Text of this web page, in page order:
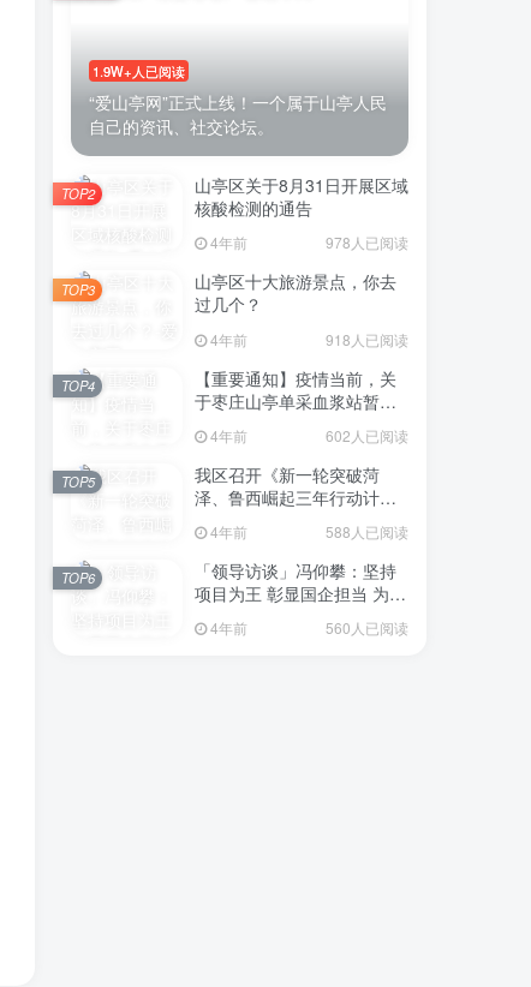
1.9W+人已阅读
“爱山亭网”正式上线！一个属于山亭人民
自己的资讯、社交论坛。
山亭区关于8月31日开展区域
核酸检测的通告
4年前 978人已阅读
TOP2
山亭区十大旅游景点，你去
过几个？
4年前 918人已阅读
TOP3
【重要通知】疫情当前，关
于枣庄山亭单采血浆站暂停
4年前 602人已阅读
TOP4
我区召开《新一轮突破菏
泽、鲁西崛起三年行动计划
意见稿）政策分析研判会议
4年前 588人已阅读
TOP5
「领导访谈」冯仰攀：坚持
项目为王 彰显国企担当 为全
点项目建设贡献“交发力量”
4年前 560人已阅读
TOP6